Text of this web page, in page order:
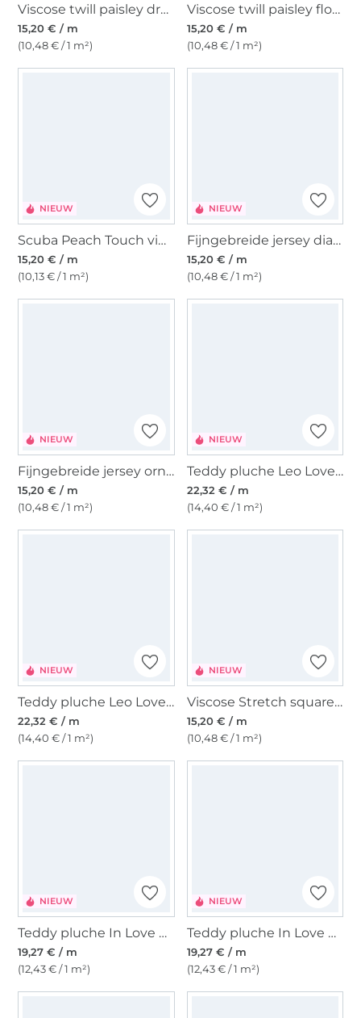
Viscose twill paisley dream, lichtgroen
15,20 € / m
(10,48 € / 1 m²)
Viscose twill paisley flowers, olijfgroen
15,20 € / m
(10,48 € / 1 m²)
NIEUW
Scuba Peach Touch vintage flowers, oranje
15,20 € / m
(10,13 € / 1 m²)
NIEUW
Fijngebreide jersey diamonds, bruin
15,20 € / m
(10,48 € / 1 m²)
NIEUW
Fijngebreide jersey ornaments, petrol
15,20 € / m
(10,48 € / 1 m²)
NIEUW
Teddy pluche Leo Lovers, bordeauxrood
22,32 € / m
(14,40 € / 1 m²)
NIEUW
Teddy pluche Leo Lovers, bruin
22,32 € / m
(14,40 € / 1 m²)
NIEUW
Viscose Stretch squares, groen
15,20 € / m
(10,48 € / 1 m²)
NIEUW
Teddy pluche In Love with Leo, mintgroen
19,27 € / m
(12,43 € / 1 m²)
NIEUW
Teddy pluche In Love with Leo, lichtfuchsia
19,27 € / m
(12,43 € / 1 m²)